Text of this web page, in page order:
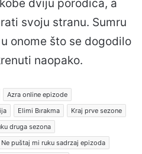
dviju porodica, a
svoju stranu. Sumru
onome što se dogodilo
naopako.
Azra online epizode
Elimi Bırakma
Kraj prve sezone
druga sezona
Ne puštaj mi ruku sadrzaj epizoda